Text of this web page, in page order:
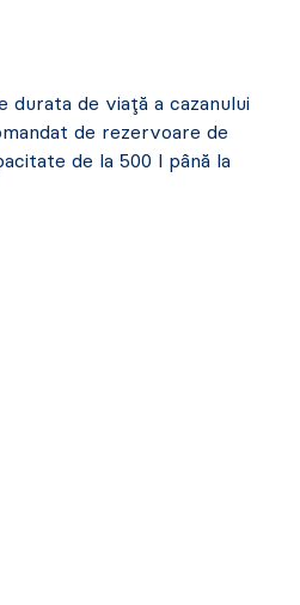
durata de viață a cazanului
de rezervoare de
de la 500 l până la